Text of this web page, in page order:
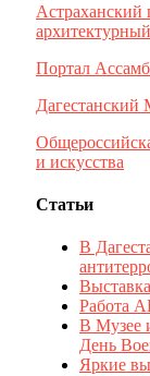
Астраханский
Портал
Дагестанский
и искусства
Статьи
В
Работа
В Музее
День
Яркие